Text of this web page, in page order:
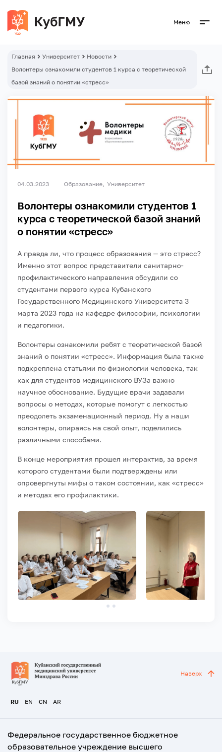
Меню
Главная Университет
Новости
Волонтеры ознакомили студентов 1 курса с теоретической
базой знаний о понятии «стресс»
04.03.2023 Образование Университет
Волонтеры ознакомили студентов 1
курса с теоретической базой знаний
о понятии «стресс»
А правда ли, что процесс образования — это стресс?
Именно этот вопрос представители санитарно-
профилактического направления обсудили со
студентами первого курса Кубанского
Государственного Медицинского Университета 3
марта 2023 года на кафедре философии, психологии
и педагогики.
Волонтеры ознакомили ребят с теоретической базой
знаний о понятии «стресс». Информация была также
подкреплена статьями по физиологии человека, так
как для студентов медицинского ВУЗа важно
научное обоснование. Будущие врачи задавали
вопросы о методах, которые помогут с легкостью
преодолеть экзаменационный период. Ну а наши
волонтеры, опираясь на свой опыт, поделились
различными способами.
В конце мероприятия прошел интерактив, за время
которого студентами были подтверждены или
опровергнуты мифы о таком состоянии, как «стресс»
и методах его профилактики.
RU EN CN AR
Наверх
Федеральное государственное бюджетное
образовательное учреждение высшего